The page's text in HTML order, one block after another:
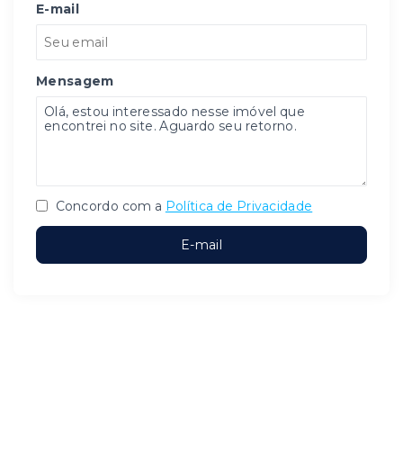
E-mail
Mensagem
Concordo com a Política de Privacidade
E-mail